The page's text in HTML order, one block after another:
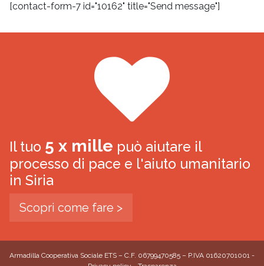
[contact-form-7 id="10162" title="Send message"]
Il tuo 5 x mille può aiutare il
processo di pace e l'aiuto umanitario
in Siria
Scopri come fare >
Armadilla Cooperativa Sociale ETS – C.F. 06799470585 – P.IVA 01620701001 -